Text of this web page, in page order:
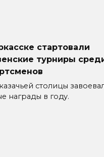
стартовали
турниры
столицы
награды в году.